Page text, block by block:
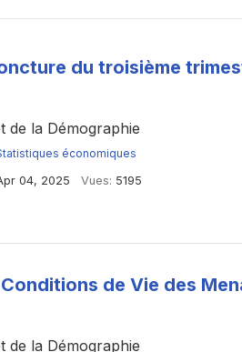
du troisième
de la Démographie
économiques
04, 2025 Vues: 5195
de Vie des
de la Démographie